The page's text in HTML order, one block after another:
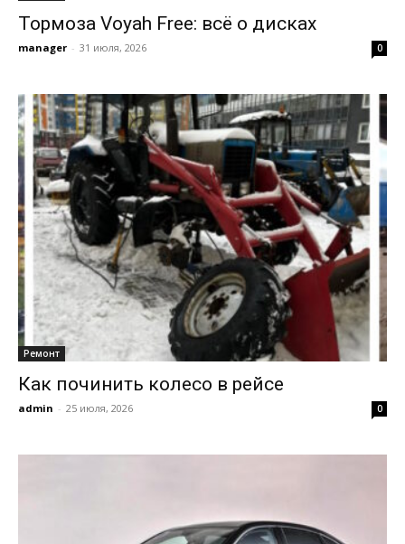
Тормоза Voyah Free: всё о дисках
manager - 31 июля, 2026 0
Ремонт
Как починить колесо в рейсе
admin - 25 июля, 2026 0